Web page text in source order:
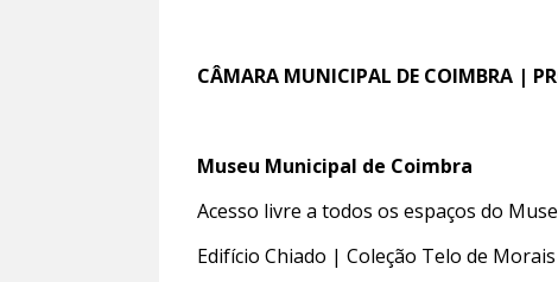
CÂMARA MUNICIPAL DE COIMBRA |
Museu Municipal de Coimbra
Acesso livre a todos os espaços do
Edifício Chiado | Coleção Telo de Morais